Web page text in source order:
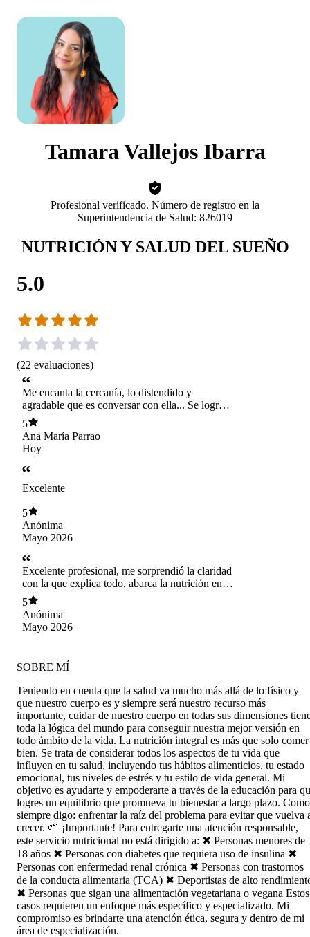
Tamara Vallejos Ibarra
Profesional verificado. Número de registro en la
Superintendencia de Salud: 826019
NUTRICIÓN Y SALUD DEL SUEÑO
5.0
(22 evaluaciones)
Me encanta la cercanía, lo distendido y
agradable que es conversar con ella... Se logra
un espacio de confianza que permite avanzar y
alcanzar los objetivos más fácilmente.
5
Ana María Parrao
Hoy
Excelente
5
Anónima
Mayo 2026
Excelente profesional, me sorprendió la claridad
con la que explica todo, abarca la nutrición en
forma integral, hasta me ayudó en mis
problemas para dormir mejor 👏🙏🏽
5
Anónima
Mayo 2026
SOBRE MÍ
Teniendo en cuenta que la salud va mucho más allá de lo físico y
que nuestro cuerpo es y siempre será nuestro recurso más
importante, cuidar de nuestro cuerpo en todas sus dimensiones
toda la lógica del mundo para conseguir nuestra mejor versión en
todo ámbito de la vida. La nutrición integral es más que solo comer
bien. Se trata de considerar todos los aspectos de tu vida que
influyen en tu salud, incluyendo tus hábitos alimenticios, tu estado
emocional, tus niveles de estrés y tu estilo de vida general. Mi
objetivo es ayudarte y empoderarte a través de la educación para
logres un equilibrio que promueva tu bienestar a largo plazo. Como
siempre digo: enfrentar la raíz del problema para evitar que vuelva
crecer. 🌱 ¡Importante! Para entregarte una atención responsable,
este servicio nutricional no está dirigido a: ✖ Personas menores de
18 años ✖ Personas con diabetes que requiera uso de insulina ✖
Personas con enfermedad renal crónica ✖ Personas con trastornos
de la conducta alimentaria (TCA) ✖ Deportistas de alto
✖ Personas que sigan una alimentación vegetariana o vegana Estos
casos requieren un enfoque más específico y especializado. Mi
compromiso es brindarte una atención ética, segura y dentro de mi
área de especialización.